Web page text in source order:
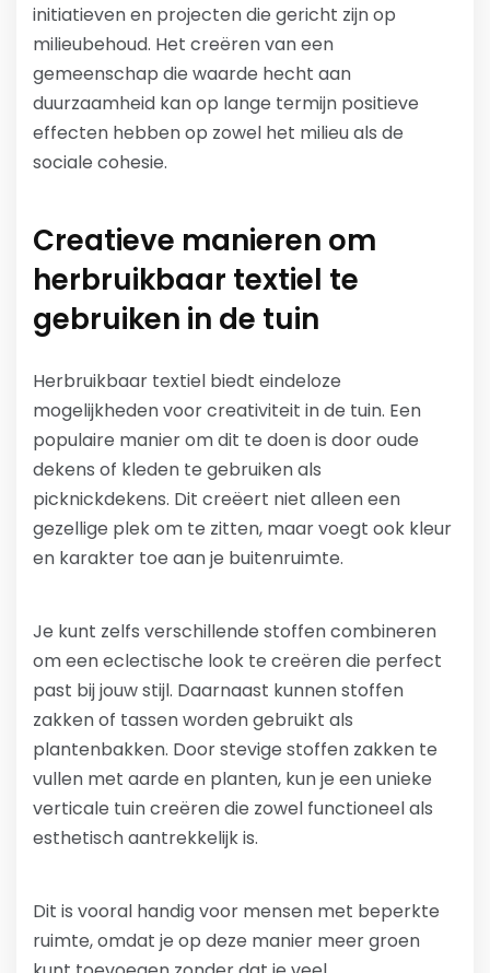
initiatieven en projecten die gericht zijn op
milieubehoud. Het creëren van een
gemeenschap die waarde hecht aan
duurzaamheid kan op lange termijn positieve
effecten hebben op zowel het milieu als de
sociale cohesie.
Creatieve manieren om
herbruikbaar textiel te
gebruiken in de tuin
Herbruikbaar textiel biedt eindeloze
mogelijkheden voor creativiteit in de tuin. Een
populaire manier om dit te doen is door oude
dekens of kleden te gebruiken als
picknickdekens. Dit creëert niet alleen een
gezellige plek om te zitten, maar voegt ook kleur
en karakter toe aan je buitenruimte.
Je kunt zelfs verschillende stoffen combineren
om een eclectische look te creëren die perfect
past bij jouw stijl. Daarnaast kunnen stoffen
zakken of tassen worden gebruikt als
plantenbakken. Door stevige stoffen zakken te
vullen met aarde en planten, kun je een unieke
verticale tuin creëren die zowel functioneel als
esthetisch aantrekkelijk is.
Dit is vooral handig voor mensen met beperkte
ruimte, omdat je op deze manier meer groen